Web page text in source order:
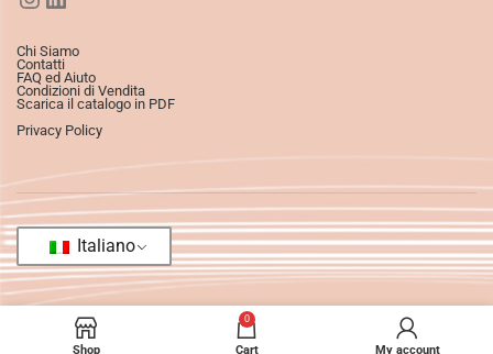
Chi Siamo
Contatti
FAQ ed Aiuto
Condizioni di Vendita
Scarica il catalogo in PDF
Privacy Policy
Italiano
Shop
0
Cart My account